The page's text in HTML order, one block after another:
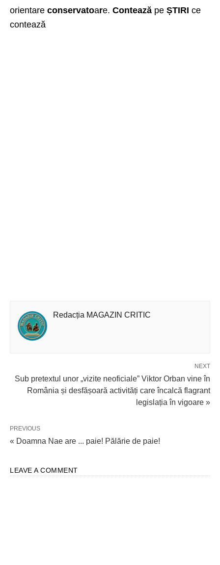
orientare conservatoare. Contează pe ȘTIRI ce
contează
Redacția MAGAZIN CRITIC
NEXT
Sub pretextul unor „vizite neoficiale” Viktor Orban vine în
România și desfășoară activități care încalcă flagrant
legislația în vigoare »
PREVIOUS
« Doamna Nae are ... paie! Pălărie de paie!
LEAVE A COMMENT